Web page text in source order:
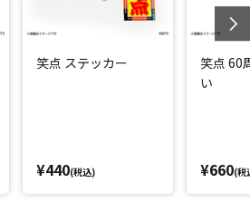
笑点 ステッカー
¥440(税込)
笑点 60
い
¥660(税